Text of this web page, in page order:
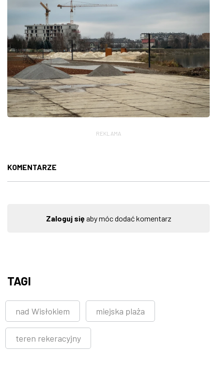
REKLAMA
KOMENTARZE
Zaloguj sięaby móc dodać komentarz
TAGI
nad Wisłokiem miejska plaża
teren rekeracyjny